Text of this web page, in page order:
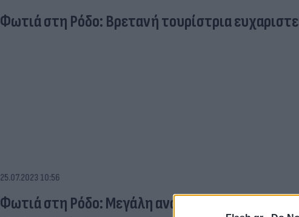
Φωτιά στη Ρόδο: Βρετανή τουρίστρια
25.07.2023 10:56
Φωτιά στη Ρόδο: Μεγάλη αναζωπύρωση στο Βάτι